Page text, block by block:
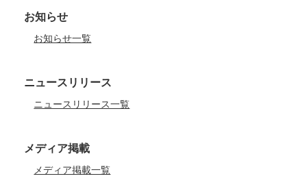
お知らせ
お知らせ一覧
ニュースリリース
ニュースリリース一覧
メディア掲載
メディア掲載一覧